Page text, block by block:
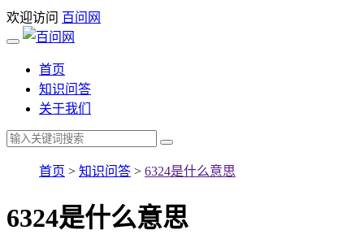
欢迎访问 百问网
首页
知识问答
关于我们
首页 > 知识问答 > 6324是什么意思
6324是什么意思